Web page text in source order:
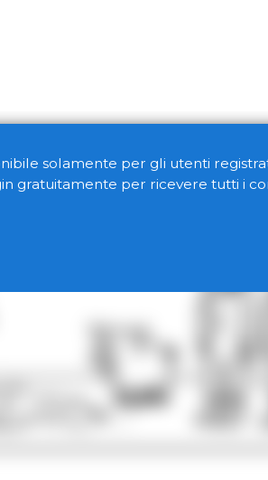
solamente per gli utenti
gratuitamente per ricevere tutti i